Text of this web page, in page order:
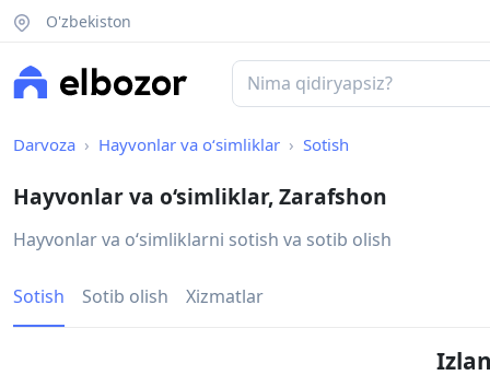
O'zbekiston
Darvoza Hayvonlar va o‘simliklar Sotish
Hayvonlar va o‘simliklar, Zarafshon
Hayvonlar va oʻsimliklarni sotish va sotib olish
Sotish Sotib olish Xizmatlar